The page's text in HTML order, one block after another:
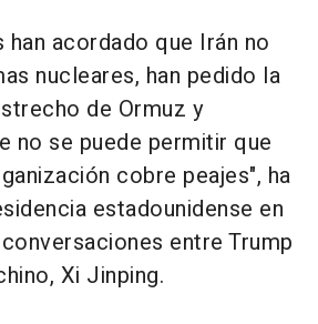
acordado que Irán no
nucleares, han pedido la
de Ormuz y
no se puede permitir que
cobre peajes", ha
estadounidense en
entre Trump
Xi Jinping.